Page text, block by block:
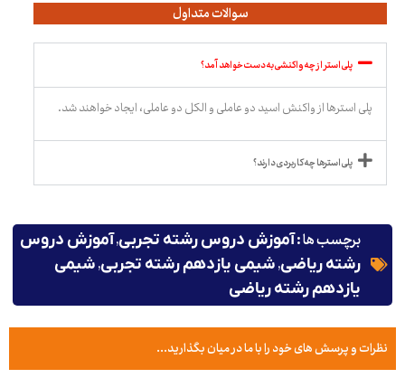
سوالات متداول
پلی استر از چه واکنشی به دست خواهد آمد؟
پلی استرها از واکنش اسید دو عاملی و الکل دو عاملی، ایجاد خواهند شد.
پلی استرها چه کاربردی دارند؟
برچسب ها :آموزش دروس رشته تجربی,آموزش دروس
رشته ریاضی,شیمی یازدهم رشته تجربی,شیمی
یازدهم رشته ریاضی
نظرات و پرسش های خود را با ما در میان بگذارید...